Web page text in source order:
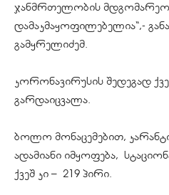
ჯანმრთელობის
დამაკმაყოფილებელია“,-
გამყრელიძემ.
კორონავირუსის შედეგად
გარდაიცვალა.
ბოლო მონაცემებით,
ადამიანი იმყოფება,
ქვეშ კი – 219 პირი.